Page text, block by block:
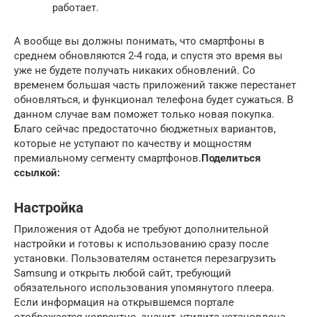
работает.
А вообще вы должны понимать, что смартфоны в
среднем обновляются 2-4 года, и спустя это время вы
уже не будете получать никаких обновлений. Со
временем большая часть приложений также перестанет
обновляться, и функционал телефона будет сужаться. В
данном случае вам поможет только новая покупка.
Благо сейчас предостаточно бюджетных вариантов,
которые не уступают по качеству и мощностям
премиальному сегменту смартфонов.Поделиться
ссылкой:
Настройка
Приложения от Адоба не требуют дополнительной
настройки и готовы к использованию сразу после
установки. Пользователям останется перезагрузить
Samsung и открыть любой сайт, требующий
обязательного использования упомянутого плеера.
Если информация на открывшемся портале